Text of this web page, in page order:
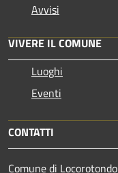
Avvisi
VIVERE IL COMUNE
Luoghi
Eventi
CONTATTI
Comune di Locorotondo